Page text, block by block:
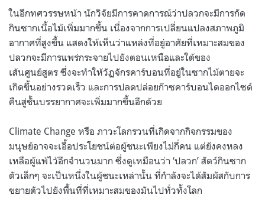
ในอีกทศวรรษหน้า นักวิจัยมีการคาดการณ์ว่าปลวกจะมีการกัด
กินซากเนื้อไม้เพิ่มมากขึ้น เนื่องจากการเปลี่ยนแปลงสภาพภูมิ
อากาศที่สูงขึ้น แสดงให้เห็นว่าแหล่งที่อยู่อาศัยที่เหมาะสมของ
ปลวกจะมีการแพร่กระจายไปยังตอนเหนือและใต้ของ
เส้นศูนย์สูตร ซึ่งจะทำให้วัฏจักรคาร์บอนที่อยู่ในซากไม้ตายจะ
เกิดขึ้นอย่างรวดเร็ว และการปลดปล่อยก๊าซคาร์บอนไดออกไซด์
คืนสู่ชั้นบรรยากาศจะเพิ่มมากขึ้นอีกด้วย
Climate Change หรือ ภาวะโลกรวนที่เกิดจากกิจกรรมของ
มนุษย์อาจจะเอื้อประโยชน์ต่อผู้ชนะเพียงไม่กี่คน แต่ยังคงหลง
เหลือผู้แพ้ไว้อีกจำนวนมาก ซึ่งดูเหมือนว่า ‘ปลวก’ สัตว์กินซาก
ตัวเล็กๆ จะเป็นหนึ่งในผู้ชนะเหล่านั้น ที่กำลังจะได้สัมผัสกับการ
ขยายตัวไปยังพื้นที่ที่เหมาะสมของมันไปทั่วทั้งโลก